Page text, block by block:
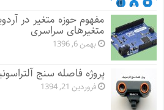
مفهوم حوزه متغیر در
متغیرهای سراسری
بهمن 6, 1396
پروژه فاصله سنج
فروردین 21, 1394